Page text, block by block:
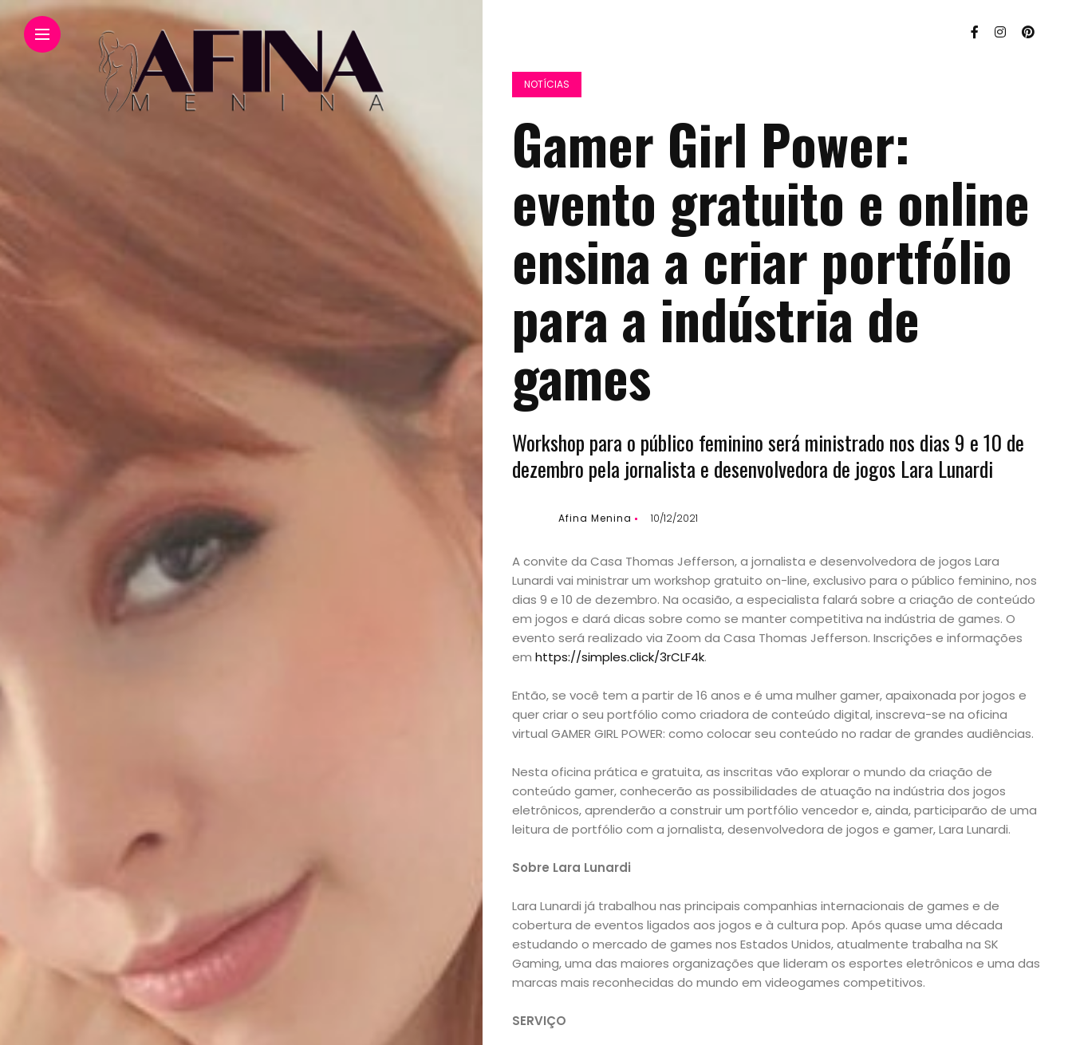
Início
Academia
Beleza
lá!
Casa
e
Decoração
NOTÍCIAS
Gamer Girl Power:
evento gratuito e online
ensina a criar portfólio
para a indústria de
games
Workshop para o público feminino será ministrado nos dias 9 e 10 de
dezembro pela jornalista e desenvolvedora de jogos Lara Lunardi
Afina Menina 10/12/2021
A convite da Casa Thomas Jefferson, a jornalista e desenvolvedora de jogos Lara
Lunardi vai ministrar um workshop gratuito on-line, exclusivo para o público feminino, nos
dias 9 e 10 de dezembro. Na ocasião, a especialista falará sobre a criação de conteúdo
em jogos e dará dicas sobre como se manter competitiva na indústria de games. O
evento será realizado via Zoom da Casa Thomas Jefferson. Inscrições e informações
em https://simples.click/3rCLF4k.
Então, se você tem a partir de 16 anos e é uma mulher gamer, apaixonada por jogos e
quer criar o seu portfólio como criadora de conteúdo digital, inscreva-se na oficina
virtual GAMER GIRL POWER: como colocar seu conteúdo no radar de grandes audiências.
Nesta oficina prática e gratuita, as inscritas vão explorar o mundo da criação de
conteúdo gamer, conhecerão as possibilidades de atuação na indústria dos jogos
eletrônicos, aprenderão a construir um portfólio vencedor e, ainda, participarão de uma
leitura de portfólio com a jornalista, desenvolvedora de jogos e gamer, Lara Lunardi.
Sobre Lara Lunardi
Lara Lunardi já trabalhou nas principais companhias internacionais de games e de
cobertura de eventos ligados aos jogos e à cultura pop. Após quase uma década
estudando o mercado de games nos Estados Unidos, atualmente trabalha na SK
Gaming, uma das maiores organizações que lideram os esportes eletrônicos e uma das
marcas mais reconhecidas do mundo em videogames competitivos.
SERVIÇO